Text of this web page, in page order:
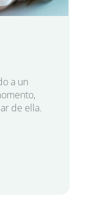
a un
de ella.